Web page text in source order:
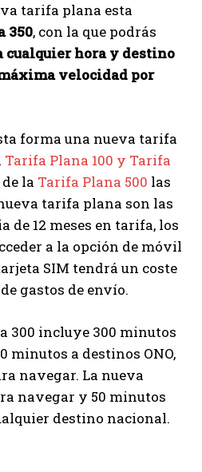
tarifa plana esta
350, con la que podrás
cualquier hora y destino
velocidad por
forma una nueva tarifa
Tarifa Plana 100 y Tarifa
la Tarifa Plana 500 las
tarifa plana son las
de 12 meses en tarifa, los
a la opción de móvil
SIM tendrá un coste
gastos de envío.
300 incluye 300 minutos
minutos a destinos ONO,
navegar. La nueva
navegar y 50 minutos
destino nacional.